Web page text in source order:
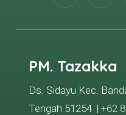
PM. Tazakka
Ds. Sidayu Kec.
Tengah 51254 | +62